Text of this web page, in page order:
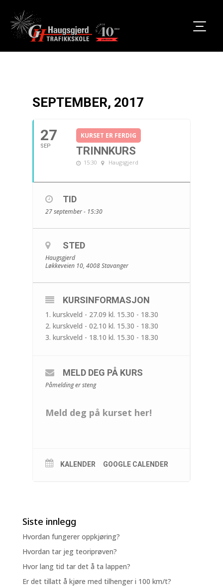
SEPTEMBER, 2017
27
SEP
KURSET ER FERDIG
TRINNKURS
15:30 Haugsgjerd
TID
27 september - 15:30
STED
Haugsgjerd
Løkkeveien 10, 4008 Stavanger
KURSINFORMASJON
1. kurskveld - 27.09 kl. 15.30 - 18.30
2. kurskveld - 02.10 kl. 15.30 - 18.30
3. kurskveld - 18.10 kl. 15.30 - 18.30
MELD DEG PÅ KURS
Påmelding er steng
Meld deg på kurset her!
KALENDER GOOGLE CALENDER
Siste innlegg
Hvordan fungerer oppkjøring?
Hvordan tar jeg teoriprøven?
Hvor lang tid tar det å ta lappen?
Er det tillatt å kjøre med tilhenger i 100 km/t?